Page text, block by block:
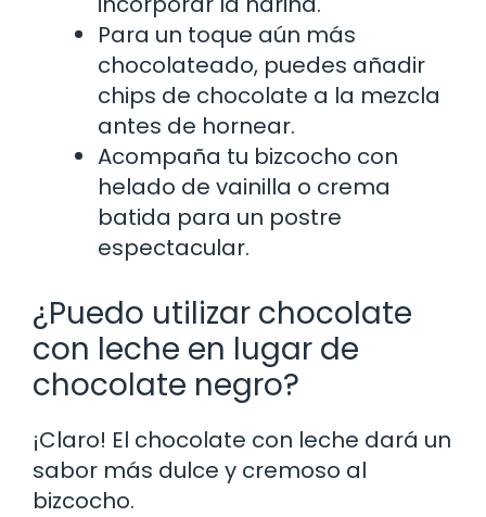
Para un toque aún más
chocolateado, puedes añadir
chips de chocolate a la mezcla
antes de hornear.
Acompaña tu bizcocho con
helado de vainilla o crema
batida para un postre
espectacular.
¿Puedo utilizar chocolate
con leche en lugar de
chocolate negro?
¡Claro! El chocolate con leche dará un
sabor más dulce y cremoso al
bizcocho.